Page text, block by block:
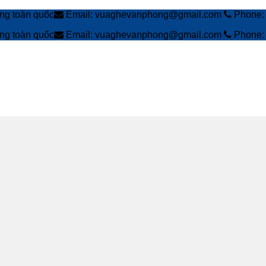
toàn quốc Email: vuaghevanphong@gmail.com
toàn quốc Email: vuaghevanphong@gmail.com